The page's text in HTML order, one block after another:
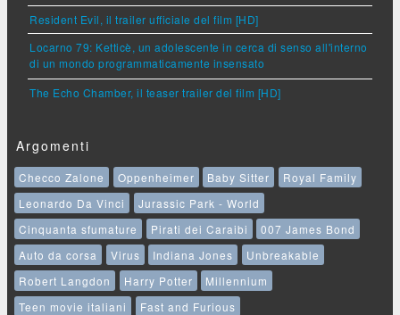
Resident Evil, il trailer ufficiale del film [HD]
Locarno 79: Ketticè, un adolescente in cerca di senso all'interno
di un mondo programmaticamente insensato
The Echo Chamber, il teaser trailer del film [HD]
Argomenti
Checco Zalone Oppenheimer Baby Sitter
Royal Family
Leonardo Da Vinci
Jurassic Park - World
Cinquanta sfumature
Pirati dei Caraibi
007 James Bond
Auto da corsa
Virus Indiana Jones
Unbreakable
Robert Langdon
Harry Potter
Millennium
Teen movie italiani
Fast and Furious